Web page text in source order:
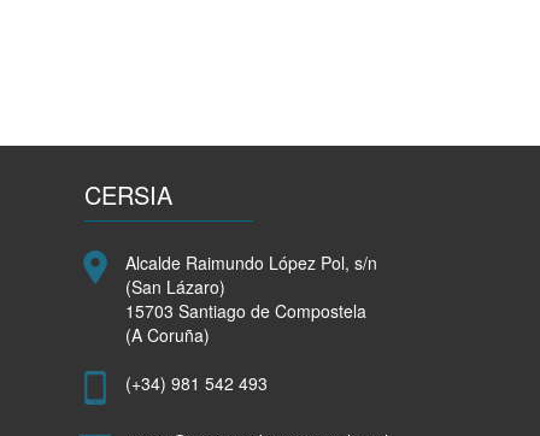
Concello
Santiago
de
Compostela
colaboran
marcha
CERSIA
Alcalde Raimundo López Pol, s/n
(San Lázaro)
15703 Santiago de Compostela
(A Coruña)
(+34) 981 542 493